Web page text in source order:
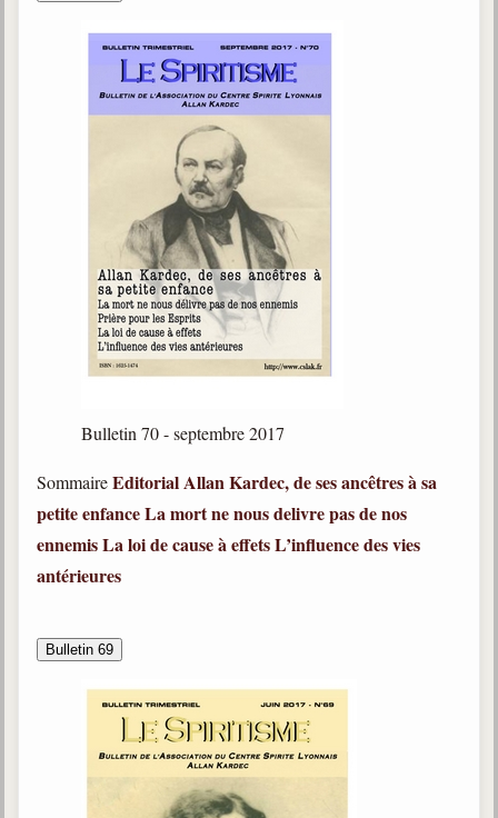
Bulletin 70 - septembre 2017
SommaireEditorialAllan Kardec, de ses ancêtres à sa
petite enfanceLa mort ne nous delivre pas de nos
ennemisLa loi de cause à effetsL’influence des vies
antérieures
Bulletin 69